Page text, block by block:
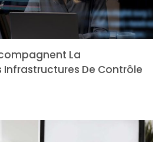
La
Infrastructures De Contrôle